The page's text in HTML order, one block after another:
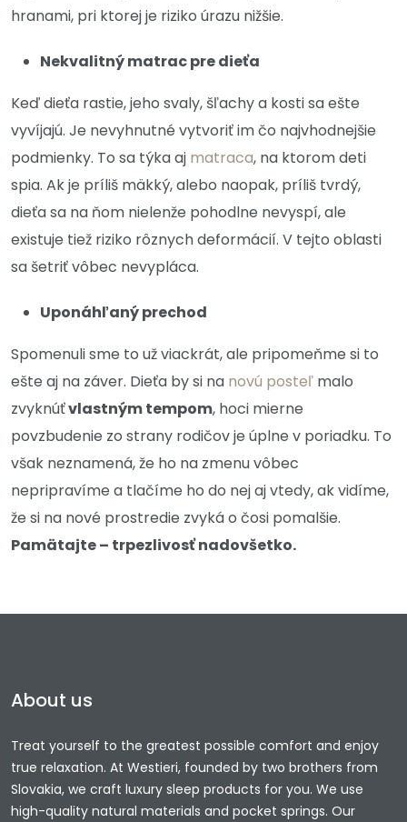
hranami, pri ktorej je riziko úrazu nižšie.
Nekvalitný matrac pre dieťa
Keď dieťa rastie, jeho svaly, šľachy a kosti sa ešte
vyvíjajú. Je nevyhnutné vytvoriť im čo najvhodnejšie
podmienky. To sa týka aj matraca, na ktorom deti
spia. Ak je príliš mäkký, alebo naopak, príliš tvrdý,
dieťa sa na ňom nielenže pohodlne nevyspí, ale
existuje tiež riziko rôznych deformácií. V tejto oblasti
sa šetriť vôbec nevypláca.
Uponáhľaný prechod
Spomenuli sme to už viackrát, ale pripomeňme si to
ešte aj na záver. Dieťa by si na novú posteľ malo
zvyknúťvlastným tempom, hoci mierne
povzbudenie zo strany rodičov je úplne v poriadku. To
však neznamená, že ho na zmenu vôbec
nepripravíme a tlačíme ho do nej aj vtedy, ak vidíme,
že si na nové prostredie zvyká o čosi pomalšie.
Pamätajte – trpezlivosť nadovšetko.
About us
Treat yourself to the greatest possible comfort and enjoy
true relaxation. At Westieri, founded by two brothers from
Slovakia, we craft luxury sleep products for you. We use
high-quality natural materials and pocket springs. Our